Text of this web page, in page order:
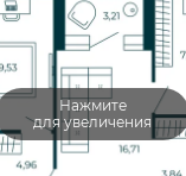
Нажмите
для увеличения